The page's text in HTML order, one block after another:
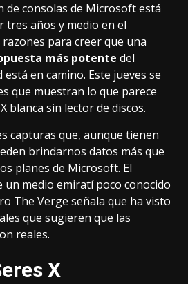
de consolas de Microsoft está
tres años y medio en el
para creer que una
más potente del
en camino. Este jueves se
que muestran lo que parece
blanca sin lector de discos.
capturas que, aunque tienen
brindarnos datos más que
planes de Microsoft. El
un medio emiratí poco conocido
The Verge señala que ha visto
que sugieren que las
reales.
X